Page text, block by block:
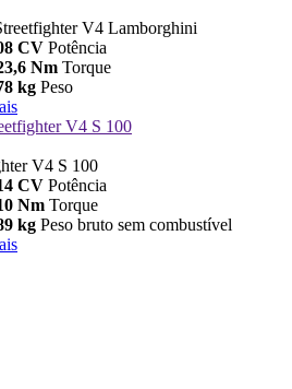
V4 Lamborghini
CV Potência
Nm Torque
kg Peso
V4 S 100
V4 S 100
CV Potência
Nm Torque
kg Peso bruto sem combustível